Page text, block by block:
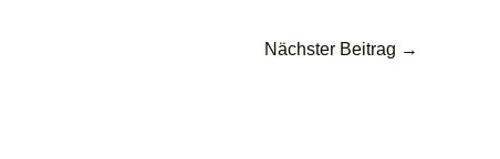
Nächster Beitrag →